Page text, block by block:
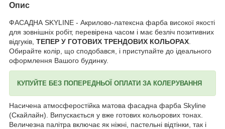
Опис
ФАСАДНА SKYLINE - Акрилово-латексна фарба високої якості
для зовнішніх робіт, перевірена часом і має безліч позитивних
відгуків, ТЕПЕР У ГОТОВИХ ТРЕНДОВИХ КОЛЬОРАХ
Обирайте колір, що сподобався, і приступайте до ідеального
оформлення Вашого будинку.
КУПУЙТЕ БЕЗ ПОПЕРЕДНЬОЇ ОПЛАТИ ЗА КОЛЕРУВАННЯ
Насичена атмосферостійка матова фасадна фарба Skyline
(Скайлайн). Випускається у вже готових кольорових тонах.
Величезна палітра включає як ніжні, пастельні відтінки, так і